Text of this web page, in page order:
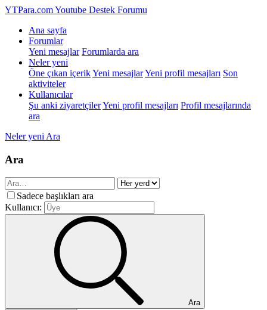
YTPara.comYoutube Destek Forumu
Ana sayfa
Forumlar
Yeni mesajlar Forumlarda ara
Neler yeni
Öne çıkan içerikYeni mesajlarYeni profil mesajları Son
aktiviteler
Kullanıcılar
Şu anki ziyaretçilerYeni profil mesajları Profil mesajlarında
ara
Neler yeni Ara
Ara
Sadece başlıkları ara
Kullanıcı:
Ara